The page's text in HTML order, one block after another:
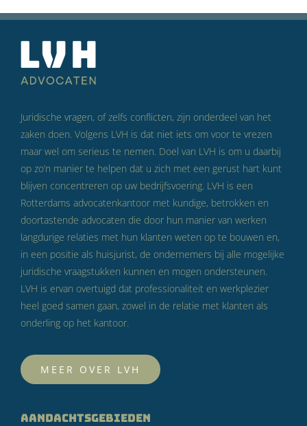
Juridische vragen, of zelfs conflicten, zijn onderdeel van het
zaken doen. Volgens LVH is dat niet iets om voor te vrezen
maar wel om serieus te nemen. Doel van LVH is om u daarbij
op zo’n manier te helpen dat u zich met een gerust hart kunt
blijven concentreren op uw bedrijfsvoering. LVH is een
Rotterdams advocatenkantoor met kundige, betrokken en
doortastende advocaten die door hun manier van werken
langdurige relaties met hun klanten weten op te bouwen en,
in een positie als huisjurist, de ondernemers bij alle mogelijke
juridische vraagstukken kunnen en mogen ondersteunen.
LVH is ervan overtuigd dat professionaliteit en werkplezier
heel goed samen gaan, zowel in de relatie met klanten als
onderling op het kantoor.
MEER OVER LVH
AANDACHTSGEBIEDEN